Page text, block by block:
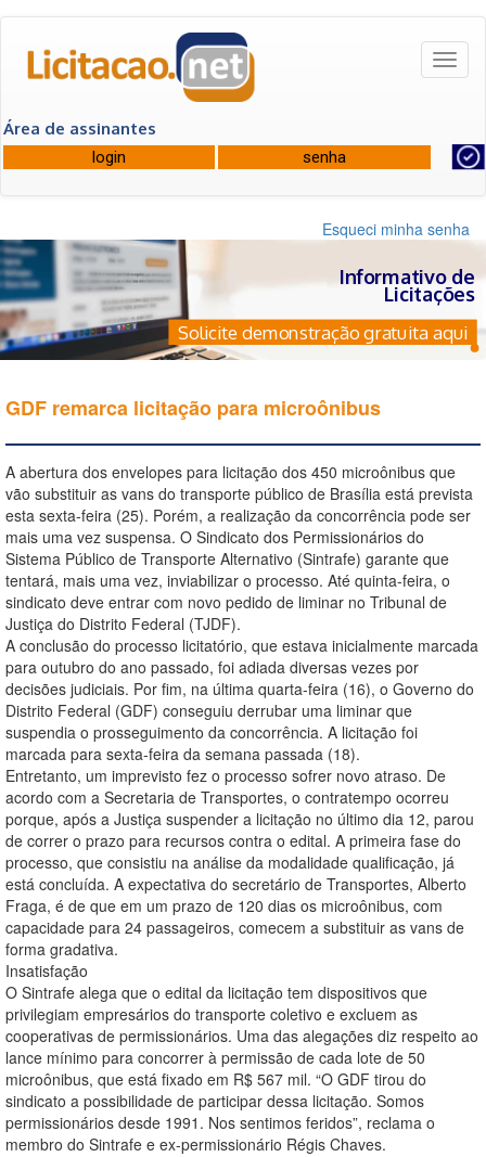
Área de assinantes
Esqueci minha senha
Informativo de
Licitações
Solicite demonstração gratuita aqui
GDF remarca licitação para microônibus
A abertura dos envelopes para licitação dos 450 microônibus que
vão substituir as vans do transporte público de Brasília está prevista
esta sexta-feira (25). Porém, a realização da concorrência pode ser
mais uma vez suspensa. O Sindicato dos Permissionários do
Sistema Público de Transporte Alternativo (Sintrafe) garante que
tentará, mais uma vez, inviabilizar o processo. Até quinta-feira, o
sindicato deve entrar com novo pedido de liminar no Tribunal de
Justiça do Distrito Federal (TJDF).
A conclusão do processo licitatório, que estava inicialmente marcada
para outubro do ano passado, foi adiada diversas vezes por
decisões judiciais. Por fim, na última quarta-feira (16), o Governo do
Distrito Federal (GDF) conseguiu derrubar uma liminar que
suspendia o prosseguimento da concorrência. A licitação foi
marcada para sexta-feira da semana passada (18).
Entretanto, um imprevisto fez o processo sofrer novo atraso. De
acordo com a Secretaria de Transportes, o contratempo ocorreu
porque, após a Justiça suspender a licitação no último dia 12, parou
de correr o prazo para recursos contra o edital. A primeira fase do
processo, que consistiu na análise da modalidade qualificação, já
está concluída. A expectativa do secretário de Transportes, Alberto
Fraga, é de que em um prazo de 120 dias os microônibus, com
capacidade para 24 passageiros, comecem a substituir as vans de
forma gradativa.
Insatisfação
O Sintrafe alega que o edital da licitação tem dispositivos que
privilegiam empresários do transporte coletivo e excluem as
cooperativas de permissionários. Uma das alegações diz respeito ao
lance mínimo para concorrer à permissão de cada lote de 50
microônibus, que está fixado em R$ 567 mil. “O GDF tirou do
sindicato a possibilidade de participar dessa licitação. Somos
permissionários desde 1991. Nos sentimos feridos”, reclama o
membro do Sintrafe e ex-permissionário Régis Chaves.